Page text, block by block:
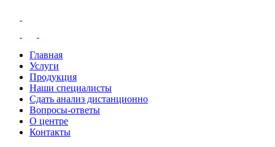
Главная
Услуги
Продукция
Наши специалисты
Сдать анализ дистанционно
Вопросы-ответы
О центре
Контакты